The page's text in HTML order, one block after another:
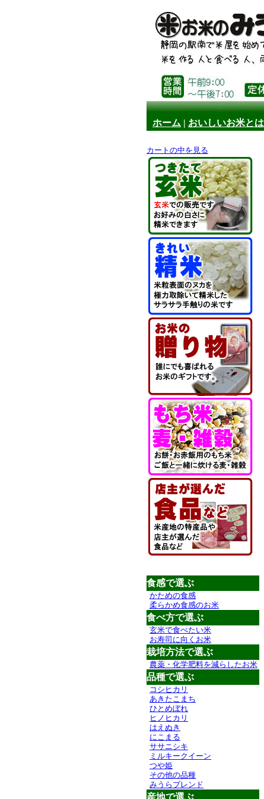
ホーム | おいしいお米とは
カートの中を見る
食感で選ぶ
かための食感
柔らかめ食感のお米
食べ方で選ぶ
玄米で食べたい米
お寿司に向くお米
栽培方法で選ぶ
農薬・化学肥料を減らしたお米
品種で選ぶ
コシヒカリ
あきたこまち
ひとめぼれ
ヒノヒカリ
はえぬき
にこまる
ササニシキ
ミルキークイーン
つや姫
その他の品種
みうらブレンド
産地で選ぶ